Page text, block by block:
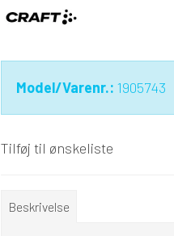
Model/Varenr.: 1905743
Tilføj til ønskeliste
Beskrivelse